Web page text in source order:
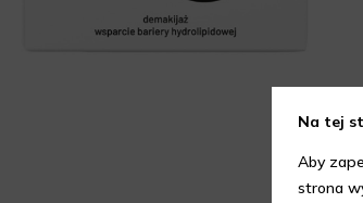
Na tej
Aby
strona